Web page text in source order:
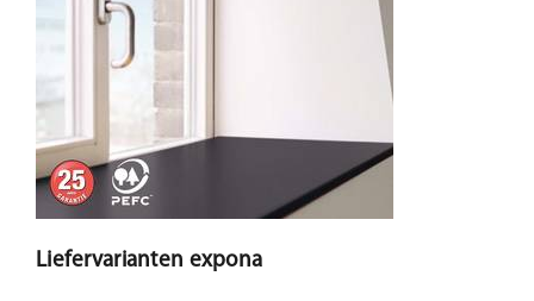
Liefervarianten expona